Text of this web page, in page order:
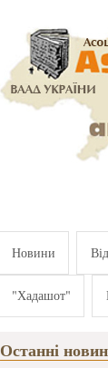
Новини
"Хадашот"
Останні